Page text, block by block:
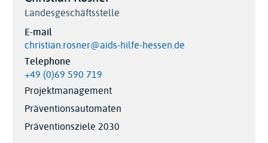
Landesgeschäftsstelle
E-mail
christian.rosner@aids-hilfe-hessen.de
Telephone
+49 (0)69 590 719
Projektmanagement
Präventionsautomaten
Präventionsziele 2030